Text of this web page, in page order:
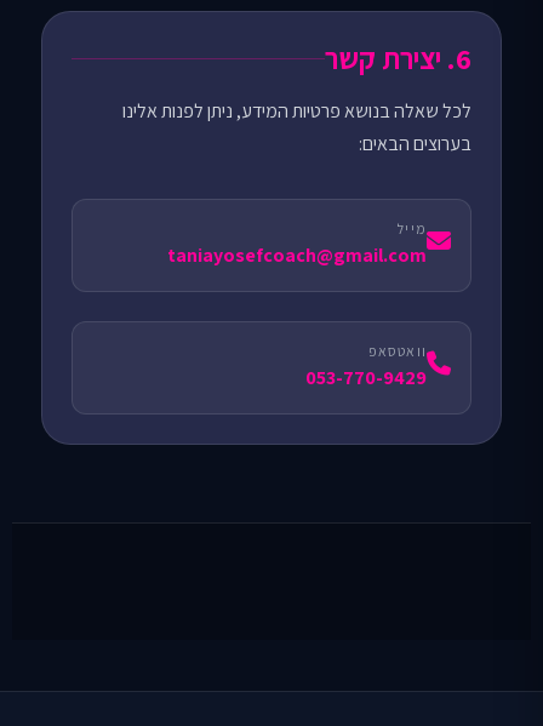
6. יצירת קשר
לכל שאלה בנושא פרטיות המידע, ניתן לפנות אלינו
בערוצים הבאים:
מייל
taniayosefcoach@gmail.com
וואטסאפ
053-770-9429